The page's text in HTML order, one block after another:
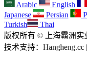
Arabic English
Japanese
Persian
Turkish
Thai
版权所有 © 上海霸洲实
技术支持：Hangheng.cc |